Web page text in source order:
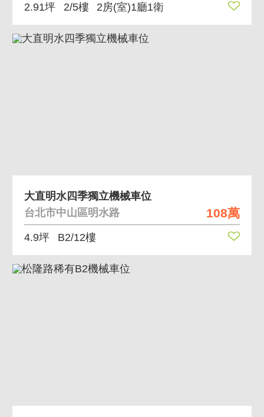
2.91坪 2/5樓 2房(室)1廳1衛
108萬
大直明水四季獨立機械車位
台北市中山區明水路
4.9坪 B2/12樓